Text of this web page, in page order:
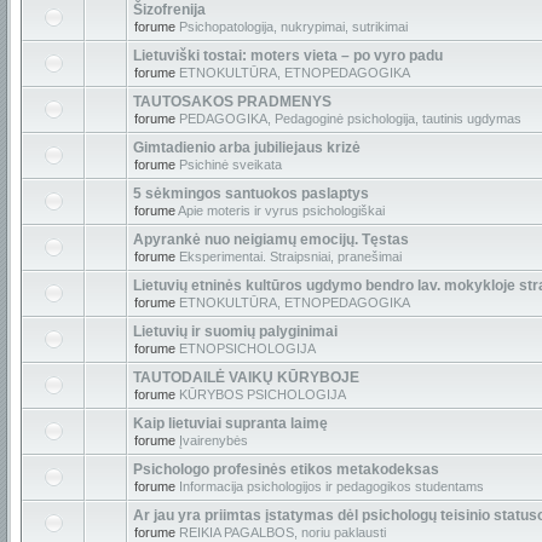
Šizofrenija
forume Psichopatologija, nukrypimai, sutrikimai
Lietuviški tostai: moters vieta – po vyro padu
forume ETNOKULTŪRA, ETNOPEDAGOGIKA
TAUTOSAKOS PRADMENYS
forume PEDAGOGIKA, Pedagoginė psichologija, tautinis ugdymas
Gimtadienio arba jubiliejaus krizė
forume Psichinė sveikata
5 sėkmingos santuokos paslaptys
forumeApie moteris ir vyrus psichologiškai
Apyrankė nuo neigiamų emocijų. Tęstas
forume Eksperimentai. Straipsniai, pranešimai
Lietuvių etninės kultūros ugdymo bendro lav. mokykloje
forume ETNOKULTŪRA, ETNOPEDAGOGIKA
Lietuvių ir suomių palyginimai
forume ETNOPSICHOLOGIJA
TAUTODAILĖ VAIKŲ KŪRYBOJE
forume KŪRYBOS PSICHOLOGIJA
Kaip lietuviai supranta laimę
forume Įvairenybės
Psichologo profesinės etikos metakodeksas
forume Informacija psichologijos ir pedagogikos studentams
Ar jau yra priimtas įstatymas dėl psichologų teisinio
forume REIKIA PAGALBOS, noriu paklausti